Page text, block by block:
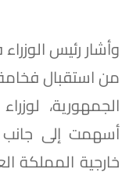
وأشار رئيس
من استقبال
الجمهورية،
أسهمت إلى
خارجية المملكة